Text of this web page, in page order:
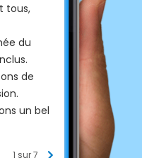
tous,
du
de
un bel
1 sur 7